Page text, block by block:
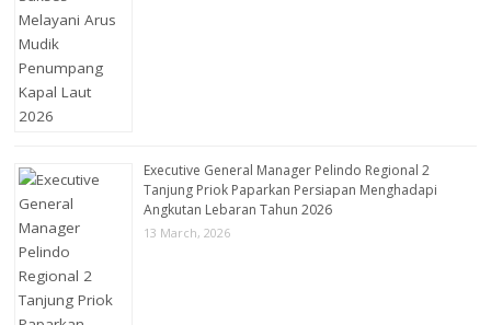
Executive General Manager Pelindo Regional 2
Tanjung Priok Paparkan Persiapan Menghadapi
Angkutan Lebaran Tahun 2026
13 March, 2026